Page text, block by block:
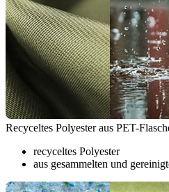
Recyceltes Polyester aus PET-
recyceltes Polyester
aus gesammelten und